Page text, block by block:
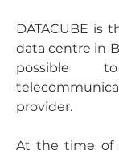
DATACUBE is
data centre in
possible
provider.
At the time of